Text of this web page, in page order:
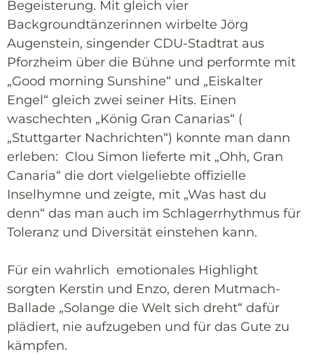
Begeisterung. Mit gleich vier
Backgroundtänzerinnen wirbelte Jörg
Augenstein, singender CDU-Stadtrat aus
Pforzheim über die Bühne und performte mit
„Good morning Sunshine“ und „Eiskalter
Engel“ gleich zwei seiner Hits. Einen
waschechten „König Gran Canarias“ (
„Stuttgarter Nachrichten“) konnte man dann
erleben: Clou Simon lieferte mit „Ohh, Gran
Canaria“ die dort vielgeliebte offizielle
Inselhymne und zeigte, mit „Was hast du
denn“ das man auch im Schlagerrhythmus für
Toleranz und Diversität einstehen kann.
Für ein wahrlich emotionales Highlight
sorgten Kerstin und Enzo, deren Mutmach-
Ballade „Solange die Welt sich dreht“ dafür
plädiert, nie aufzugeben und für das Gute zu
kämpfen.